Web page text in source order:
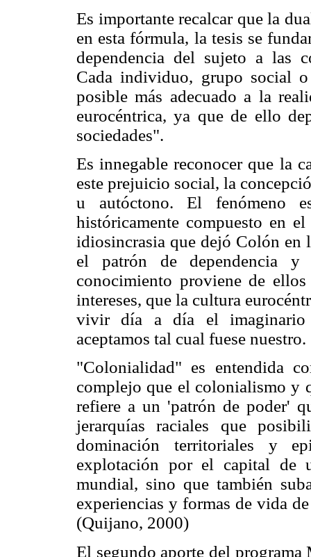
Es importante recalcar que la
en esta fórmula, la tesis se
dependencia del sujeto a las
Cada individuo, grupo social o
posible más adecuado a la
eurocéntrica, ya que de ello
sociedades".
Es innegable reconocer que la
este prejuicio social, la
u autóctono. El fenómeno
históricamente compuesto en
idiosincrasia que dejó Colón en
el patrón de dependencia y
conocimiento proviene de
intereses, que la cultura
vivir día a día el imaginario
aceptamos tal cual fuese nuestro.
"Colonialidad" es entendida
complejo que el colonialismo y
refiere a un 'patrón de poder'
jerarquías raciales que
dominación territoriales y
explotación por el capital de
mundial, sino que también
experiencias y formas de vida
(Quijano, 2000)
El segundo aporte del